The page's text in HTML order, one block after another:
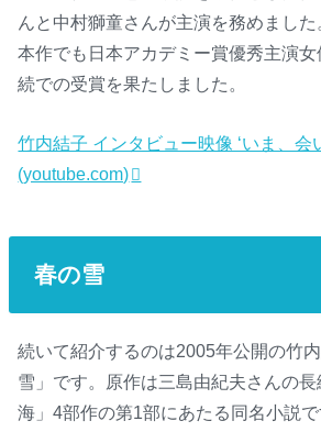
んと中村獅童さんが主演を務めまし
本作でも日本アカデミー賞優秀主演
続での受賞を果たしました。
竹内結子 インタビュー映像 ‘いま、会
(youtube.com)
春の雪
続いて紹介するのは2005年公開の竹
雪」です。原作は三島由紀夫さんの
海」4部作の第1部にあたる同名小説